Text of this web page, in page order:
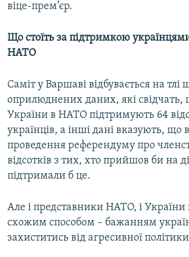
віце-прем’єр.
Що стоїть за підтримкою
НАТО
Саміт у Варшаві відбувається на тлі
оприлюднених даних, які свідчать,
України в НАТО підтримують 64
українців, а інші дані вказують, що
проведення референдуму про
відсотків з тих, хто прийшов би на
підтримали б це.
Але і представники НАТО, і
схожим способом – бажанням
захиститись від агресивної